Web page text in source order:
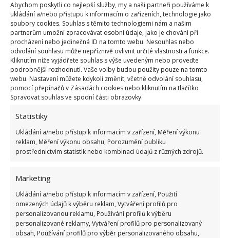
Abychom poskytli co nejlepší služby, my a naši partneři používáme k
ukládání a/nebo přístupu k informacím o zařízeních, technologie jako
soubory cookies. Souhlas s těmito technologiemi nám a našim
partnerům umožní zpracovávat osobní údaje, jako je chování při
procházení nebo jedinečná ID na tomto webu. Nesouhlas nebo
odvolání souhlasu může nepříznivě ovlivnit určité vlastnosti a funkce.
Kliknutím níže vyjádřete souhlas s výše uvedeným nebo proveďte
podrobnější rozhodnutí. Vaše volby budou použity pouze na tomto
webu. Nastavení můžete kdykoli změnit, včetně odvolání souhlasu,
pomocí přepínačů v Zásadách cookies nebo kliknutím na tlačítko
Spravovat souhlas ve spodní části obrazovky.
Statistiky
Ukládání a/nebo přístup k informacím v zařízení, Měření výkonu
reklam, Měření výkonu obsahu, Porozumění publiku
prostřednictvím statistik nebo kombinací údajů z různých zdrojů.
Marketing
Ukládání a/nebo přístup k informacím v zařízení, Použití
omezených údajů k výběru reklam, Vytváření profilů pro
personalizovanou reklamu, Používání profilů k výběru
personalizované reklamy, Vytváření profilů pro personalizovaný
obsah, Používání profilů pro výběr personalizovaného obsahu,
Malá kuchyň nemusí nutně trpět na nedostatek
místa. Rozhlédněte se kolem dokola a zaměřte svůj
zrak na ty části, kde jsou prázdné stěny. Ty musíte
využít. Jednoduše tak, že na ně připevníte různé
police. Na ty potom uložíte vše, na co vám v běžných
skříňkách již nezbývá místo.
Mějte jenom praktické spotřebiče
Mnoho lidí si do kuchyně koupí s prominutím
každou blbost. Tedy spotřebiče, které použijí sotva
jednou za čtvrt roku. Je jasné, že jsou v podstatě
ty nepotřebné nekupujte a ty současné prodejte.
Malá kuchyň bude najednou opticky vypadat
mnohem větší, protože jí nebudou blokovat
zbytečné věci.